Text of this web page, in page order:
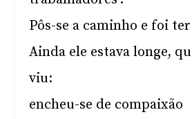
Pôs-se a caminho e foi
Ainda ele estava longe,
viu:
encheu-se de compaixão